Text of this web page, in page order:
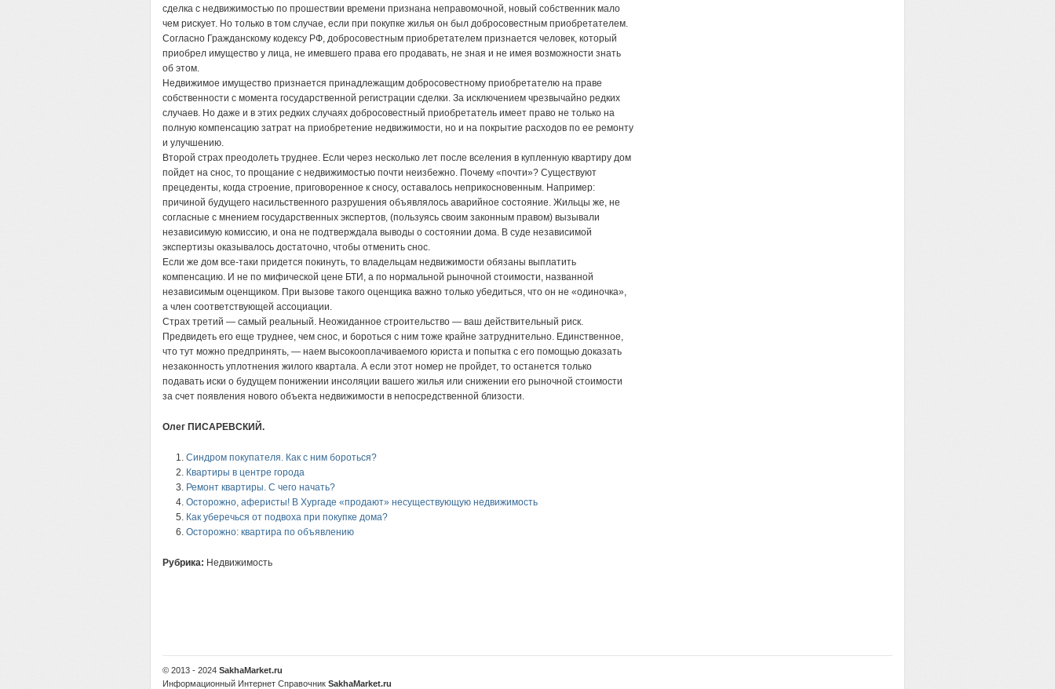
сделка с недвижимостью по прошествии времени признана неправомочной, новый собственник мало
чем рискует. Но только в том случае, если при покупке жилья он был добросовестным приобретателем.
Согласно Гражданскому кодексу РФ, добросовестным приобретателем признается человек, который
приобрел имущество у лица, не имевшего права его продавать, не зная и не имея возможности знать
об этом.
Недвижимое имущество признается принадлежащим добросовестному приобретателю на праве
собственности с момента государственной регистрации сделки. За исключением чрезвычайно редких
случаев. Но даже и в этих редких случаях добросовестный приобретатель имеет право не только на
полную компенсацию затрат на приобретение недвижимости, но и на покрытие расходов по ее ремонту
и улучшению.
Второй страх преодолеть труднее. Если через несколько лет после вселения в купленную квартиру дом
пойдет на снос, то прощание с недвижимостью почти неизбежно. Почему «почти»? Существуют
прецеденты, когда строение, приговоренное к сносу, оставалось неприкосновенным. Например:
причиной будущего насильственного разрушения объявлялось аварийное состояние. Жильцы же, не
согласные с мнением государственных экспертов, (пользуясь своим законным правом) вызывали
независимую комиссию, и она не подтверждала выводы о состоянии дома. В суде независимой
экспертизы оказывалось достаточно, чтобы отменить снос.
Если же дом все-таки придется покинуть, то владельцам недвижимости обязаны выплатить
компенсацию. И не по мифической цене БТИ, а по нормальной рыночной стоимости, названной
независимым оценщиком. При вызове такого оценщика важно только убедиться, что он не «одиночка»,
а член соответствующей ассоциации.
Страх третий — самый реальный. Неожиданное строительство — ваш действительный риск.
Предвидеть его еще труднее, чем снос, и бороться с ним тоже крайне затруднительно. Единственное,
что тут можно предпринять, — наем высокооплачиваемого юриста и попытка с его помощью доказать
незаконность уплотнения жилого квартала. А если этот номер не пройдет, то останется только
подавать иски о будущем понижении инсоляции вашего жилья или снижении его рыночной стоимости
за счет появления нового объекта недвижимости в непосредственной близости.
Олег ПИСАРЕВСКИЙ.
Синдром покупателя. Как с ним бороться?
Квартиры в центре города
Ремонт квартиры. С чего начать?
Осторожно, аферисты! В Хургаде «продают» несуществующую недвижимость
Как уберечься от подвоха при покупке дома?
Осторожно: квартира по объявлению
Рубрика: Недвижимость
© 2013 - 2024 SakhaMarket.ru
Информационный Интернет Справочник SakhaMarket.ru